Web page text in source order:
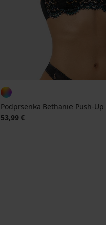
Podprsenka Bethanie Push-Up
53,99 €